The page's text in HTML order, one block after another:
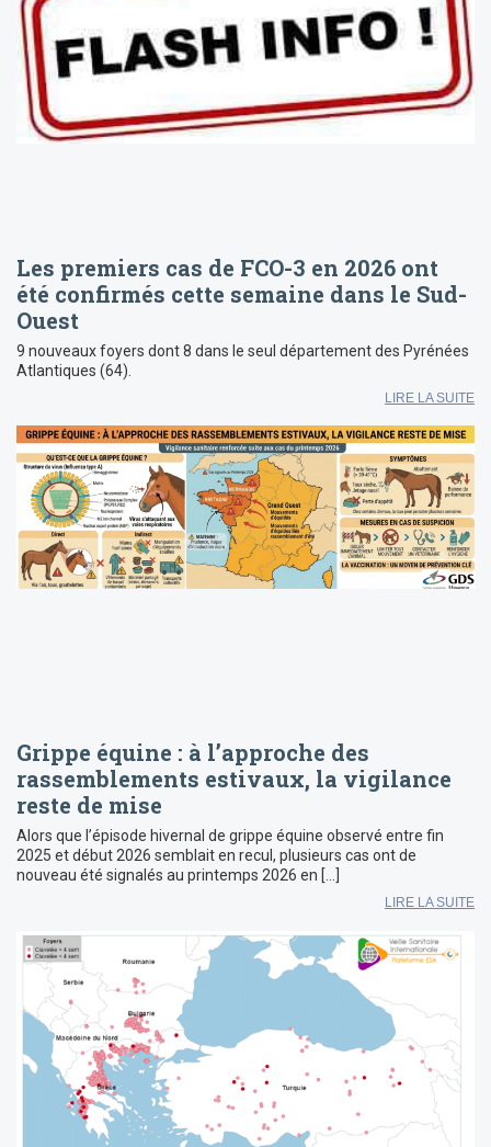
Les premiers cas de FCO-3 en 2026 ont
été confirmés cette semaine dans le Sud-
Ouest
9 nouveaux foyers dont 8 dans le seul département des Pyrénées
Atlantiques (64).
LIRE LA SUITE
Grippe équine : à l’approche des
rassemblements estivaux, la vigilance
reste de mise
Alors que l’épisode hivernal de grippe équine observé entre fin
2025 et début 2026 semblait en recul, plusieurs cas ont de
nouveau été signalés au printemps 2026 en […]
LIRE LA SUITE